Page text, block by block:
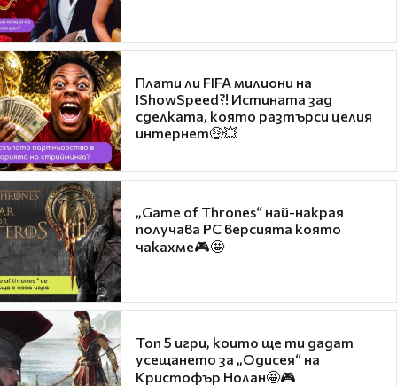
Плати ли FIFA милиони на
IShowSpeed?! Истината зад
сделката, която разтърси целия
интернет🤑💥
„Game of Thrones“ най-накрая
получава PC версията която
чакахме🎮🤩
Топ 5 игри, които ще ти дадат
усещането за „Одисея“ на
Кристофър Нолан🤩🎮